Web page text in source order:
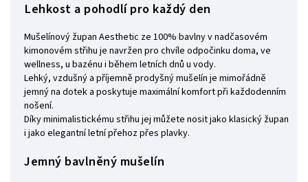
Lehkost a pohodlí pro každý den
Mušelínový župan Aesthetic ze 100% bavlny v nadčasovém
kimonovém střihu je navržen pro chvíle odpočinku doma, ve
wellness, u bazénu i během letních dnů u vody.
Lehký, vzdušný a příjemně prodyšný mušelín je mimořádně
jemný na dotek a poskytuje maximální komfort při každodenním
nošení.
Díky minimalistickému střihu jej můžete nosit jako klasický župan
i jako elegantní letní přehoz přes plavky.
Jemný bavlněný mušelín